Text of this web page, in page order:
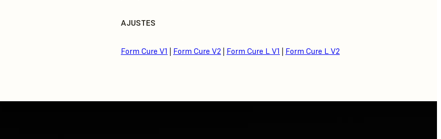
AJUSTES
Form Cure V1 | Form Cure V2 | Form Cure L V1 | Form Cure L V2